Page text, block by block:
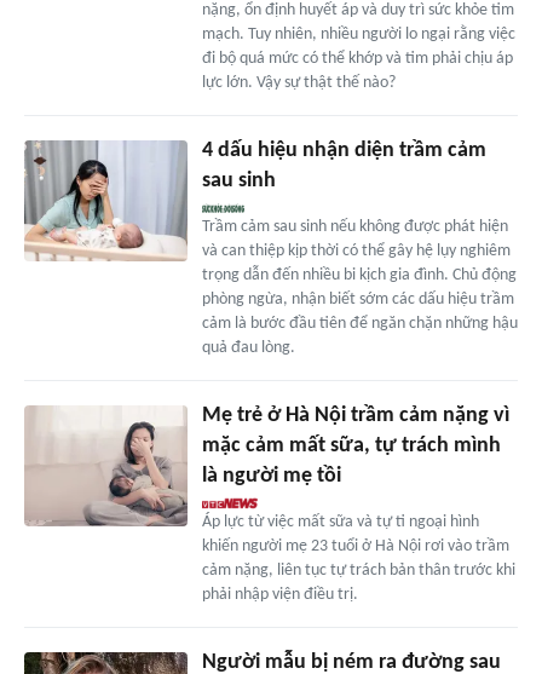
nặng, ổn định huyết áp và duy trì sức khỏe tim
mạch. Tuy nhiên, nhiều người lo ngại rằng việc
đi bộ quá mức có thể khớp và tim phải chịu áp
lực lớn. Vậy sự thật thế nào?
4 dấu hiệu nhận diện trầm cảm
sau sinh
Trầm cảm sau sinh nếu không được phát hiện
và can thiệp kịp thời có thể gây hệ lụy nghiêm
trọng dẫn đến nhiều bi kịch gia đình. Chủ động
phòng ngừa, nhận biết sớm các dấu hiệu trầm
cảm là bước đầu tiên để ngăn chặn những hậu
quả đau lòng.
Mẹ trẻ ở Hà Nội trầm cảm nặng vì
mặc cảm mất sữa, tự trách mình
là người mẹ tồi
Áp lực từ việc mất sữa và tự ti ngoại hình
khiến người mẹ 23 tuổi ở Hà Nội rơi vào trầm
cảm nặng, liên tục tự trách bản thân trước khi
phải nhập viện điều trị.
Người mẫu bị ném ra đường sau